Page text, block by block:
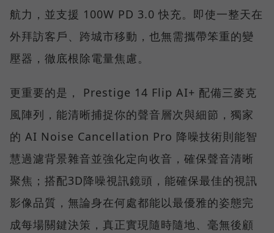
航力，並支援 100W PD 3.0 快充。即使一整天在
外拜訪客戶、跨城市移動，也無需攜帶笨重的變
壓器，徹底根除電量焦慮。
更重要的是， Prestige 14 Flip AI+ 配備三麥克
風陣列，能清晰捕捉你的聲音層次與細節，獨家
的 AI Noise Cancellation Pro 降噪技術則能智
慧過濾背景雜音並強化定向收音，確保聲音清晰
聚焦；搭配3D降噪視訊鏡頭，能確保最佳的視訊
影像品質，無論身在何處都能以最優雅的姿態完
成每場關鍵決策，真正實現隨時隨地、毫無後顧